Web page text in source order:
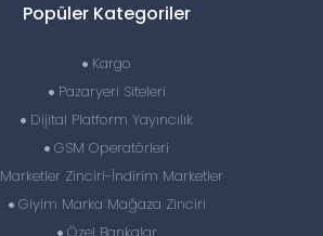
Popüler Kategoriler
Kargo
Pazaryeri Siteleri
Dijital Platform Yayıncılık
GSM Operatörleri
Marketler Zinciri-İndirim Marketler
Giyim Marka Mağaza Zinciri